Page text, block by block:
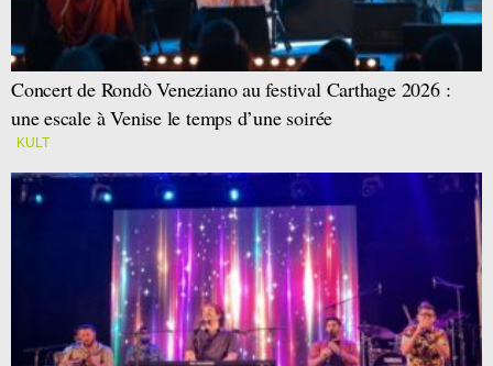
Concert de Rondò Veneziano au festival Carthage 2026 :
une escale à Venise le temps d’une soirée
KULT